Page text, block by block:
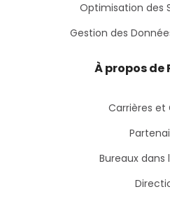
Optimisation des
Gestion des
À propos de
Carrières et
Bureaux dans